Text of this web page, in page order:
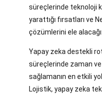
süreçlerinde teknoloji
yarattığı fırsatları ve
çözümlerini ele
Yapay zeka destekli
süreçlerinde zaman
sağlamanın en etkili
Lojistik, yapay zeka